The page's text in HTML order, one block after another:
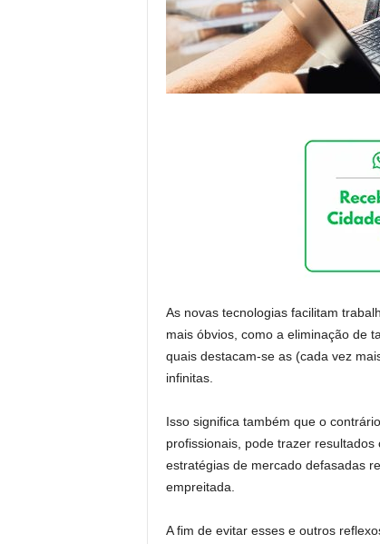
As novas tecnologias facilitam
mais óbvios, como a eliminação de
quais destacam-se as (cada vez
infinitas.
Isso significa também que o
profissionais, pode trazer
estratégias de mercado defasadas
empreitada.
A fim de evitar esses e outros